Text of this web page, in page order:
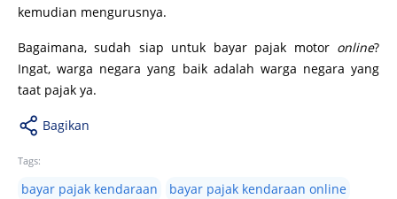
kemudian mengurusnya.
Bagaimana, sudah siap untuk bayar pajak motor online?
Ingat, warga negara yang baik adalah warga negara yang
taat pajak ya.
Bagikan
Tags:
bayar pajak kendaraan
bayar pajak kendaraan online